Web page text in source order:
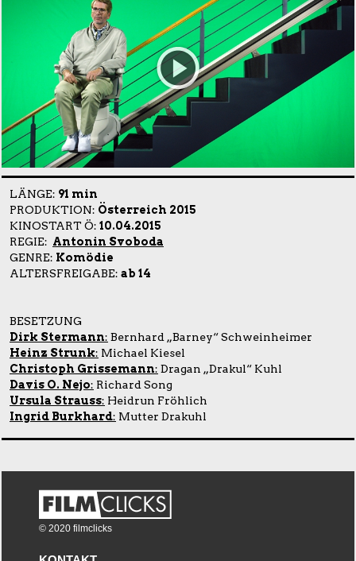
LÄNGE: 91 min
PRODUKTION: Österreich 2015
KINOSTART Ö: 10.04.2015
REGIE: Antonin Svoboda
GENRE: Komödie
ALTERSFREIGABE: ab 14
BESETZUNG
Dirk Stermann: Bernhard „Barney“ Schweinheimer
Heinz Strunk: Michael Kiesel
Christoph Grissemann: Dragan „Drakul“ Kuhl
Davis O. Nejo: Richard Song
Ursula Strauss: Heidrun Fröhlich
Ingrid Burkhard: Mutter Drakuhl
© 2020 filmclicks